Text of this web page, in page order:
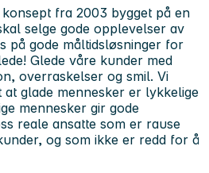
fra 2003 bygget på en
selge gode opplevelser av
på gode måltidsløsninger for
Glede våre kunder med
overraskelser og smil. Vi
at glade mennesker er lykkelige
mennesker gir gode
reale ansatte som er rause
og som ikke er redd for å